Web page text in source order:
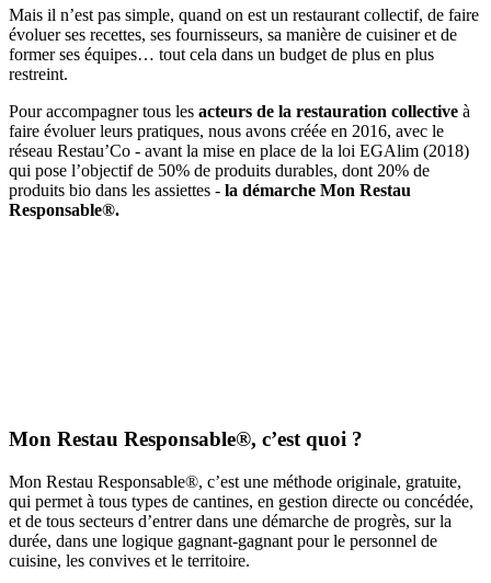
Mais il n’est pas simple, quand on est un restaurant collectif, de faire
évoluer ses recettes, ses fournisseurs, sa manière de cuisiner et de
former ses équipes… tout cela dans un budget de plus en plus
restreint.
Pour accompagner tous les acteurs de la restauration collective à
faire évoluer leurs pratiques, nous avons créée en 2016, avec le
réseau Restau’Co - avant la mise en place de la loi EGAlim (2018)
qui pose l’objectif de 50% de produits durables, dont 20% de
produits bio dans les assiettes - la démarche Mon Restau
Responsable®.
Mon Restau Responsable®, c’est quoi ?
Mon Restau Responsable®, c’est une méthode originale, gratuite,
qui permet à tous types de cantines, en gestion directe ou concédée,
et de tous secteurs d’entrer dans une démarche de progrès, sur la
durée, dans une logique gagnant-gagnant pour le personnel de
cuisine, les convives et le territoire.